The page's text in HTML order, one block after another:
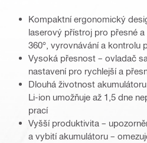
Kompaktní ergonomický
laserový přístroj pro přesné
360°, vyrovnávání a kontrolu
Vysoká přesnost – ovladač
nastavení pro rychlejší a
Dlouhá životnost
Li-ion umožňuje až 1,5 dne
prací
Vyšší produktivita –
a vybití akumulátoru –